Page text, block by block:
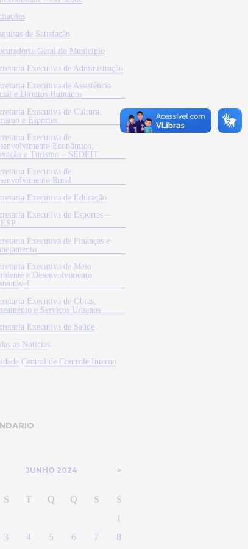
de Satisfação
Geral do Município
Executiva de Administração
Executiva de Assistência
e Direitos Humanos
Executiva de Cultura,
e Esportes
Executiva de
Econômico,
e Turismo – SEDEIT
Executiva de
Rural
Executiva de Educação
Executiva de Esportes –
Executiva de Finanças e
Executiva de Meio
e Desenvolvimento
Executiva de Obras,
e Serviços Urbanos
Executiva de Saúde
as Noticias
Central de Controle Interno
JUNHO 2024
S T Q Q S
S
1
3 4 5 6 7 8